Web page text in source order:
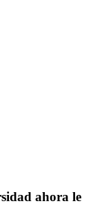
ahora le